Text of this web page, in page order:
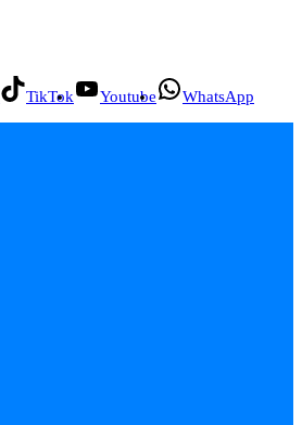
TikTok Youtube WhatsApp